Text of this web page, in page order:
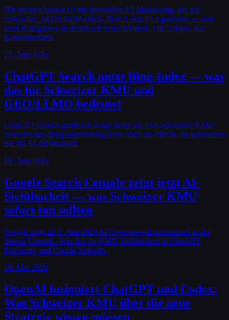
Wir tracken loaded.ch mit demselben KI-Monitoring, das wir
verkaufen: 14,6% Sichtbarkeit, Platz 1 von 22 Agenturen — und
zwei Kategorien, in denen wir schwach sind. Alle Zahlen, alle
Konsequenzen.
25. Juni 2026
ChatGPT Search nutzt Bing-Index — was
das für Schweizer KMU und
GEO/LLMO bedeutet
ChatGPT Search greift auf Bings Index zu. Für Schweizer KMU
bedeutet das: Bing-Indexierung wird 2026 zur Pflicht. So optimieren
Sie für AI-Sichtbarkeit.
19. Juni 2026
Google Search Console zeigt jetzt AI-
Sichtbarkeit — was Schweizer KMU
sofort tun sollten
Google zeigt ab 3. Juni 2026 AI Overviews-Impressionen in der
Search Console. Was das für KMU-Sichtbarkeit in ChatGPT,
Perplexity und Claude bedeutet.
18. Mai 2026
OpenAI fusioniert ChatGPT und Codex:
Was Schweizer KMU über die neue
Strategie wissen müssen